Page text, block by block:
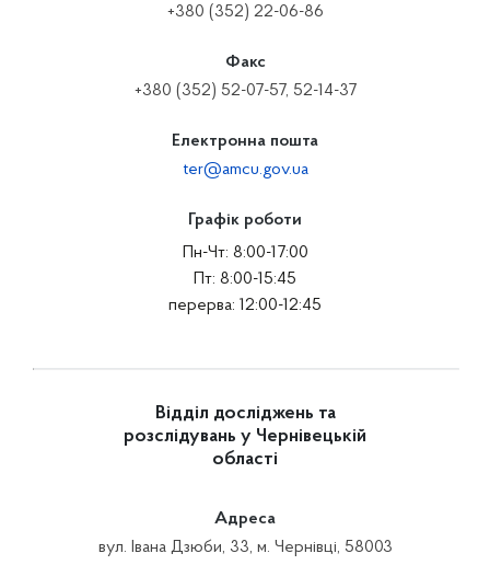
+380 (352) 22-06-86
Факс
+380 (352) 52-07-57, 52-14-37
Електронна пошта
ter@amcu.gov.ua
Графік роботи
Пн-Чт: 8:00-17:00
Пт: 8:00-15:45
перерва: 12:00-12:45
Відділ досліджень та
розслідувань у Чернівецькій
області
Адреса
вул. Івана Дзюби, 33, м. Чернівці, 58003